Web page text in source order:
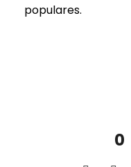
populares.
0